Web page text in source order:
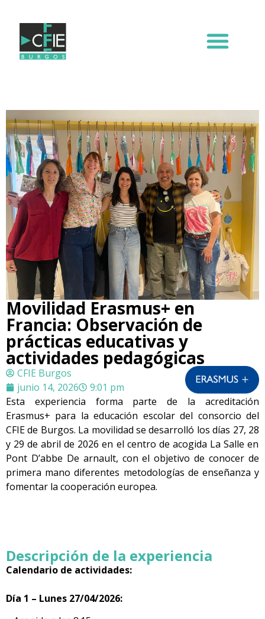
Movilidad Erasmus+ en
Francia: Observación de
prácticas educativas y
actividades pedagógicas
CFIE Burgos
junio 14, 2026
9:01 pm
Esta experiencia forma parte de la acreditación
Erasmus+ para la educación escolar del consorcio del
CFIE de Burgos. La movilidad se desarrolló los días 27, 28
y 29 de abril de 2026 en el centro de acogida La Salle en
Pont D’abbe De arnault, con el objetivo de conocer de
primera mano diferentes metodologías de enseñanza y
fomentar la cooperación europea.
Descripción de la experiencia
Calendario de actividades:
Día 1 – Lunes 27/04/2026: